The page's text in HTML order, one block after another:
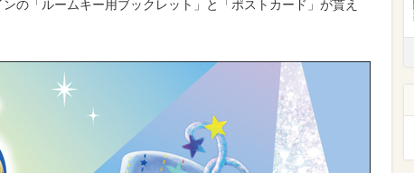
の「ルームキー用ブックレット」と「ポストカード」が貰え